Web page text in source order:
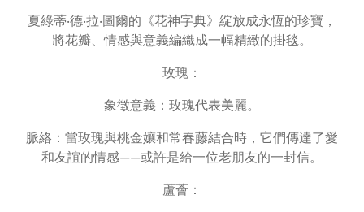
夏綠蒂‧德‧拉‧圖爾的《花神字典》綻放成永恆的珍寶，
將花瓣、情感與意義編織成一幅精緻的掛毯。
玫瑰：
象徵意義：玫瑰代表美麗。
脈絡：當玫瑰與桃金孃和常春藤結合時，它們傳達了愛
和友誼的情感——或許是給一位老朋友的一封信。
蘆薈：